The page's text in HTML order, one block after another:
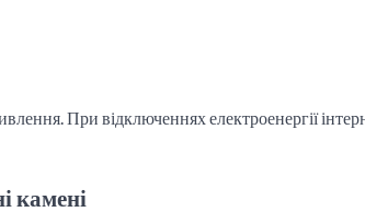
При відключеннях електроенергії
камені